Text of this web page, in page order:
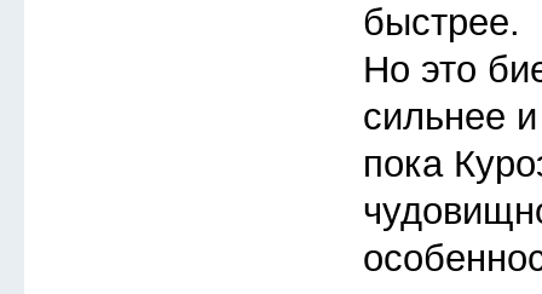
быстрее.
Но это
сильнее
пока